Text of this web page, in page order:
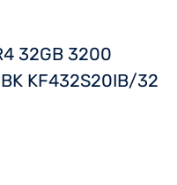
32GB 3200
BK KF432S20IB/32